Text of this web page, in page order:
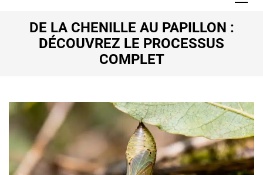
DE LA CHENILLE AU PAPILLON :
DÉCOUVREZ LE PROCESSUS
COMPLET